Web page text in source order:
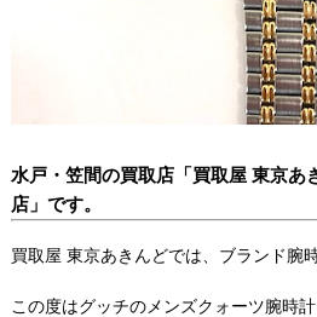
水戸・笠間の買取店「買取屋 東京あ
店」です。
買取屋 東京あきんどでは、ブランド腕
この度はグッチのメンズクォーツ腕時